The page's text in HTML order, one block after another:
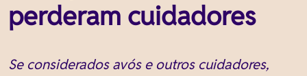
perderam cuidadores
Se considerados avós e outros cuidadores,